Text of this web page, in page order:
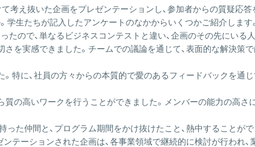
考え抜いた企画をプレゼンテーションし、参加者からの質疑応
生たちが記入したアンケートのなかからいくつかご紹介します。
ので、単なるビジネスコンテストと違い、企画のその先にいる
を実感できました。チームでの議論を通じて、表面的な解決
特に、社員の方々からの本質的で愛のあるフィードバックを通
の高いワークを行うことができました。メンバーの能力の高
た仲間と、プログラム期間をかけ抜けたこと、熱中することが
テーションされた企画は、各事業領域で継続的に検討が行われ